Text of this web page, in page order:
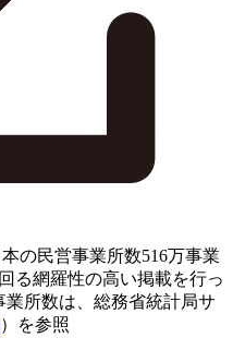
の民営事業所数516万事業
る網羅性の高い掲載を行っ
所数は、総務省統計局サ
）を参照